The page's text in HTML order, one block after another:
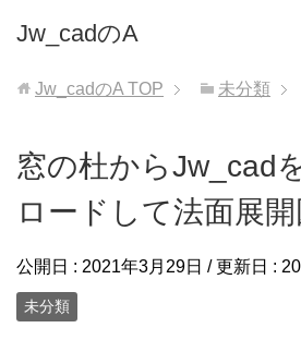
Jw_cadのA
Jw_cadのA TOP 未分類
窓の杜からJw_cad
ロードして法面展
公開日 : 2021年3月29日 / 更新日 :
未分類